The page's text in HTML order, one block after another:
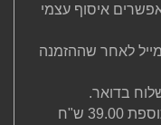
איסוף עצמי
לאחר שההזמנה
בדואר.
ניתן לקבל משלוחים עם שליח בתוספת 39.00 ש"ח